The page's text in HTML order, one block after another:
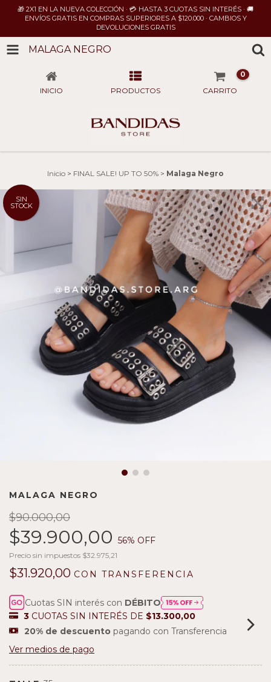
🎁 2X1 EN LA NUEVA COLECCIÓN · 💳 HASTA 3 CUOTAS SIN INTERÉS · 🚚
ENVÍOS GRATIS EN COMPRAS SUPERIORES A $120.000 · CAMBIOS Y
DEVOLUCIONES GRATIS
MALAGA NEGRO
INICIO PRODUCTOS CARRITO
0
Inicio > FINAL SALE! UP TO 50% > Malaga Negro
SIN
STOCK
MALAGA NEGRO
$90.000,00
$39.900,00 56% OFF
Precio sin impuestos $32.975,21
$31.920,00 CON TRANSFERENCIA
Cuotas SIN interés con DÉBITO
3 CUOTAS SIN INTERÉS DE $13.300,00
20% de descuento pagando con Transferencia
Ver medios de pago